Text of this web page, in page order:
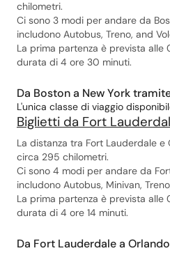
chilometri.
Ci sono 3 modi per andare da
includono Autobus, Treno, and
La prima partenza è prevista alle
durata di 4 ore 30 minuti.
Da Boston a New York
L'unica classe di viaggio
Biglietti da Fort
La distanza tra Fort Lauderdale e
circa 295 chilometri.
Ci sono 4 modi per andare da
includono Autobus, Minivan,
La prima partenza è prevista alle
durata di 4 ore 14 minuti.
Da Fort Lauderdale a